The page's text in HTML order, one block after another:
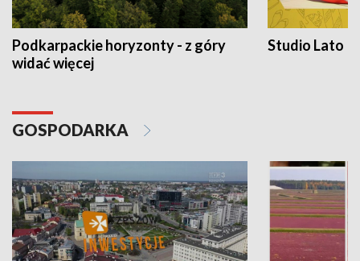
Podkarpackie horyzonty - z góry
widać więcej
Studio Lato
GOSPODARKA